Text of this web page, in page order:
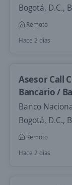
Bogotá, D.C.,
Remoto
Hace 2 días
Asesor Call
Bancario /
Banco
Bogotá, D.C.,
Remoto
Hace 2 días